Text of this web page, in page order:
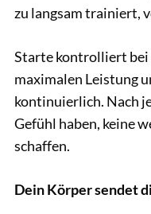
zu langsam trainiert,
Starte kontrolliert bei
maximalen Leistung
kontinuierlich. Nach
Gefühl haben, keine
schaffen.
Dein Körper sendet